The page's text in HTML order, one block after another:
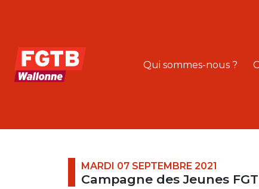
Qui sommes-nous ?
MARDI 07 SEPTEMBRE 2021
Campagne des Jeunes